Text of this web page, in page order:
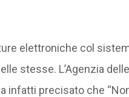
elettroniche col
stesse. L’Agenzia
infatti precisato che